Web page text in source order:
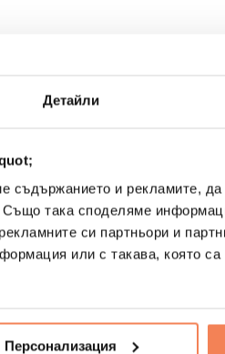
Детайли
съдържанието и рекламите,
така споделяме
си партньори и
или с такава, която
Персонализация